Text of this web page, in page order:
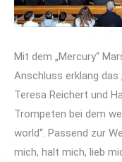
Mit dem „Mercury“
Anschluss erklang das
Teresa Reichert und
Trompeten bei dem
world“. Passend zur
mich, halt mich, lieb